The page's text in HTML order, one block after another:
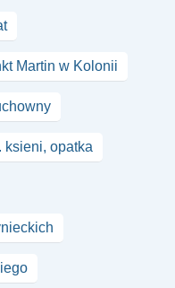
Martin w Kolonii
ksieni, opatka